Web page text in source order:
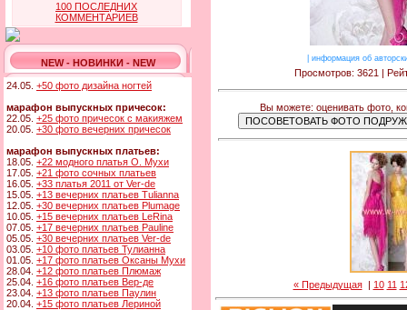
100 ПОСЛЕДНИХ
КОММЕНТАРИЕВ
NEW - НОВИНКИ - NEW
24.05. +50 фото дизайна ногтей
марафон выпускных причесок:
22.05. +25 фото причесок с макияжем
20.05. +30 фото вечерних причесок
марафон выпускных платьев:
18.05. +22 модного платья О. Мухи
17.05. +21 фото сочных платьев
16.05. +33 платья 2011 от Ver-de
15.05. +13 вечерних платьев Tulianna
12.05. +30 вечерних платьев Plumage
10.05. +15 вечерних платьев LeRina
07.05. +17 вечерних платьев Pauline
05.05. +30 вечерних платьев Ver-de
03.05. +10 фото платьев Тулианна
01.05. +17 фото платьев Оксаны Мухи
28.04. +12 фото платьев Плюмаж
25.04. +16 фото платьев Вер-де
23.04. +13 фото платьев Паулин
20.04. +15 фото платьев Лериной
информация об
Просмотров: 3621 |
Вы можете: оценивать фото,
« Предыдущая| 10 11